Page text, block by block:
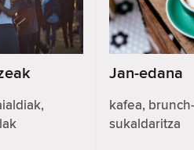
Jan-edana
kafea,
sukaldaritza